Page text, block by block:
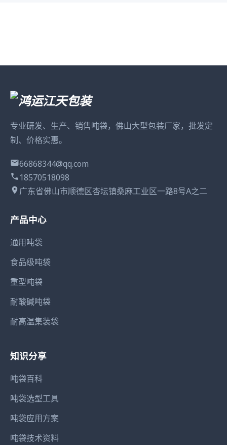
专业研发、生产、销售吨袋，佛山大型包装厂家，批发定
制、价格实惠。
66868344@qq.com
18570518098
广东省佛山市顺德区杏坛镇桑麻工业区一路8号A之二
产品中心
通用吨袋
食品级吨袋
重型吨袋
耐酸碱吨袋
耐高温集装袋
知识分享
吨袋百科
吨袋选型工具
吨袋应用方案
吨袋技术资料